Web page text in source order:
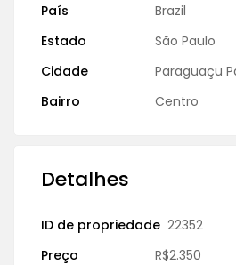
País
Brazil
Estado
São Paulo
Cidade
Paraguaçu
Bairro
Centro
Detalhes
ID de propriedade 22352
Preço
R$2.350